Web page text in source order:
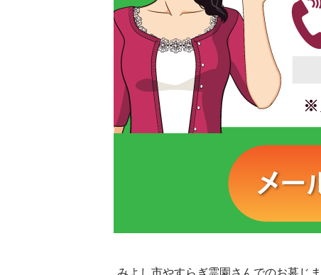
みよし市やすらぎ霊園さんでのお墓じ